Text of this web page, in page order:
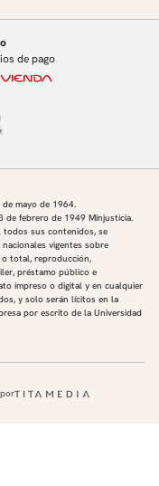
de pago
mayo de 1964.
de febrero de 1949 Minjusticia.
todos sus contenidos, se
vigentes sobre
total, reproducción,
préstamo público e
impreso o digital y en cualquier
y solo serán lícitos en la
por escrito de la Universidad